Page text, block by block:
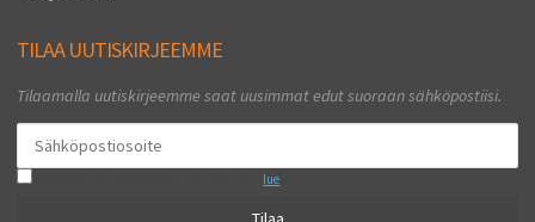
TILAA UUTISKIRJEEMME
Tilaamalla uutiskirjeemme saat uusimmat edut suoraan sähköpostiisi.
lue